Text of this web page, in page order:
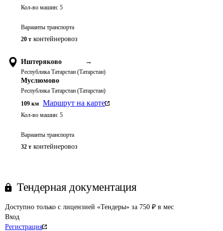
Кол-во машин: 5
Варианты транспорта
20 т контейнеровоз
Иштеряково →
Республика Татарстан (Татарстан)
Муслюмово
Республика Татарстан (Татарстан)
109 км Маршрут на карте
Кол-во машин: 5
Варианты транспорта
32 т контейнеровоз
Тендерная документация
Доступно только с лицензией «Тендеры» за 750 ₽ в мес
Вход
Регистрация